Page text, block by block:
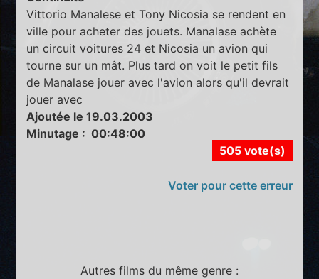
Vittorio Manalese et Tony Nicosia se rendent en
ville pour acheter des jouets. Manalase achète
un circuit voitures 24 et Nicosia un avion qui
tourne sur un mât. Plus tard on voit le petit fils
de Manalase jouer avec l'avion alors qu'il devrait
jouer avec
Ajoutée le 19.03.2003
Minutage : 00:48:00
505 vote(s)
Voter pour cette erreur
Autres films du même genre :